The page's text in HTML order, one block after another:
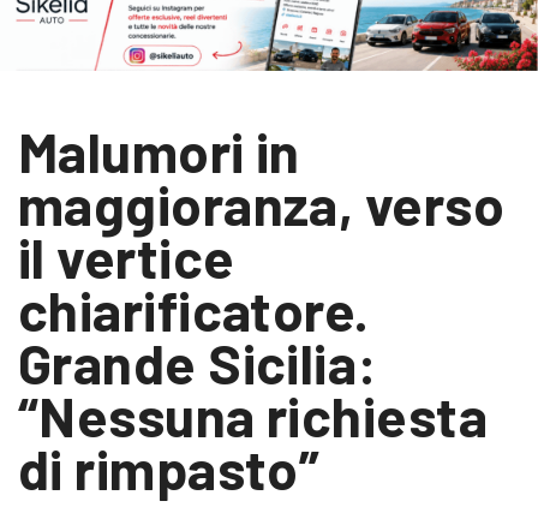
Malumori in
maggioranza, verso
il vertice
chiarificatore.
Grande Sicilia:
“Nessuna richiesta
di rimpasto”